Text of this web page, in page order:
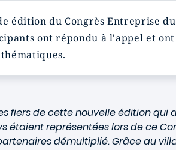
édition du Congrès Entreprise
ont répondu à l'appel et ont
fiers de cette nouvelle édition qui
étaient représentées lors de ce
démultiplié. Grâce au